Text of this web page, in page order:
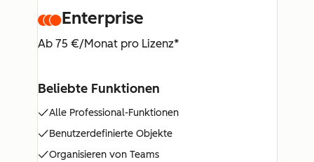
Enterprise
Ab 75 €/Monat pro Lizenz*
Beliebte Funktionen
Alle Professional-Funktionen
Benutzerdefinierte Objekte
Organisieren von Teams